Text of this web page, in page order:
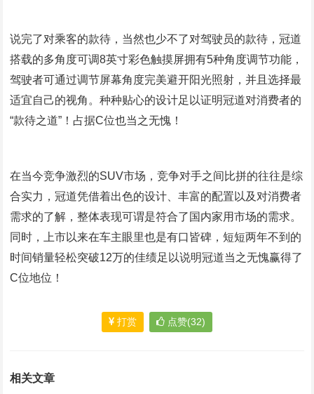
说完了对乘客的款待，当然也少不了对驾驶员的款待，冠道
搭载的多角度可调8英寸彩色触摸屏拥有5种角度调节功能，
驾驶者可通过调节屏幕角度完美避开阳光照射，并且选择最
适宜自己的视角。种种贴心的设计足以证明冠道对消费者的
“款待之道”！占据C位也当之无愧！
在当今竞争激烈的SUV市场，竞争对手之间比拼的往往是综
合实力，冠道凭借着出色的设计、丰富的配置以及对消费者
需求的了解，整体表现可谓是符合了国内家用市场的需求。
同时，上市以来在车主眼里也是有口皆碑，短短两年不到的
时间销量轻松突破12万的佳绩足以说明冠道当之无愧赢得了
C位地位！
打赏 点赞(32)
相关文章